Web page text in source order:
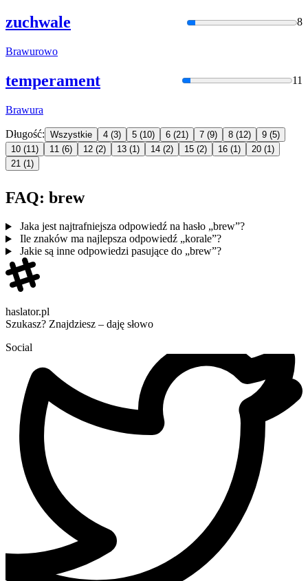
zuchwale 8
Brawurowo
temperament 11
Brawura
Długość: Wszystkie 4 (3) 5 (10) 6 (21) 7 (9) 8 (12) 9 (5)
10 (11) 11 (6) 12 (2) 13 (1) 14 (2) 15 (2) 16 (1) 20 (1)
21 (1)
FAQ: brew
Jaka jest najtrafniejsza odpowiedź na hasło „brew”?
Ile znaków ma najlepsza odpowiedź „korale”?
Jakie są inne odpowiedzi pasujące do „brew”?
haslator.pl
Szukasz? Znajdziesz – daję słowo
Social